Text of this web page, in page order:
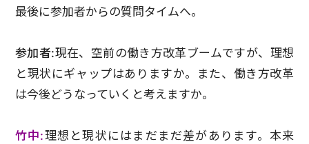
最後に参加者からの質問タイムへ。
参加者:現在、空前の働き方改革ブームですが、理想
と現状にギャップはありますか。また、働き方改革
は今後どうなっていくと考えますか。
竹中:理想と現状にはまだまだ差があります。本来